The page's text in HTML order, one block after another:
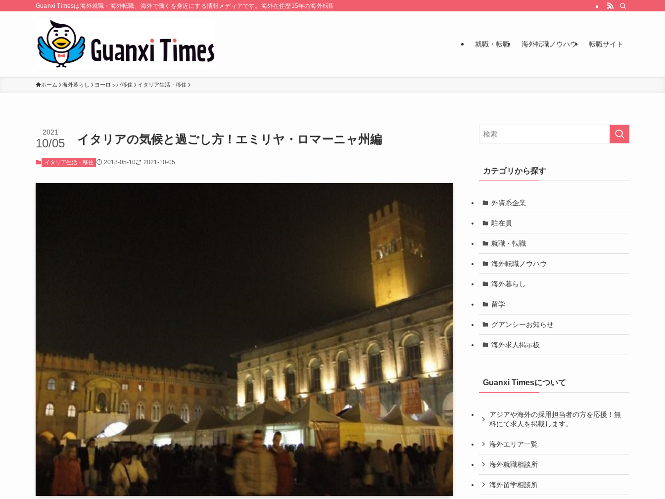
Guanxi Timesは海外就職・海外転職、海外で働くを身近にする情報メディアです。海外在住歴15年の海外転職のプロが監修・運営しています。
就職・転職 海外転職ノウハウ 転職サイト
ホーム 海外暮らし ヨーロッパ移住 イタリア生活・移住
イタリアの気候と過ごし方！エミリヤ・ロマーニャ州編
2021
10/05
イタリア生活・移住 2018-05-10 2021-10-05
カテゴリから探す
外資系企業
駐在員
就職・転職
海外転職ノウハウ
海外暮らし
留学
グアンシーお知らせ
海外求人掲示板
Guanxi Timesについて
アジアや海外の採用担当者の方を応援！無
料にて求人を掲載します。
海外エリア一覧
海外就職相談所
海外留学相談所